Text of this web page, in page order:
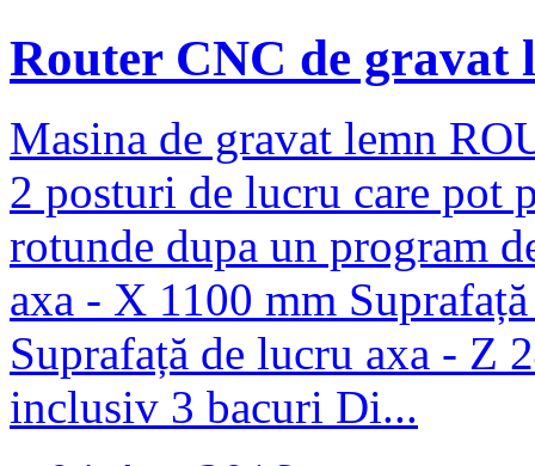
Router CNC de gravat
Masina de gravat lemn
2 posturi de lucru care pot
rotunde dupa un program
axa - X 1100 mm
Suprafață de lucru axa - Z
inclusiv 3 bacuri Di...